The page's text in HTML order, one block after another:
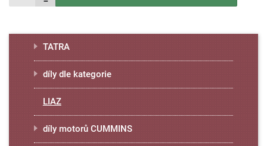
TATRA
díly dle kategorie
LIAZ
díly motorů CUMMINS